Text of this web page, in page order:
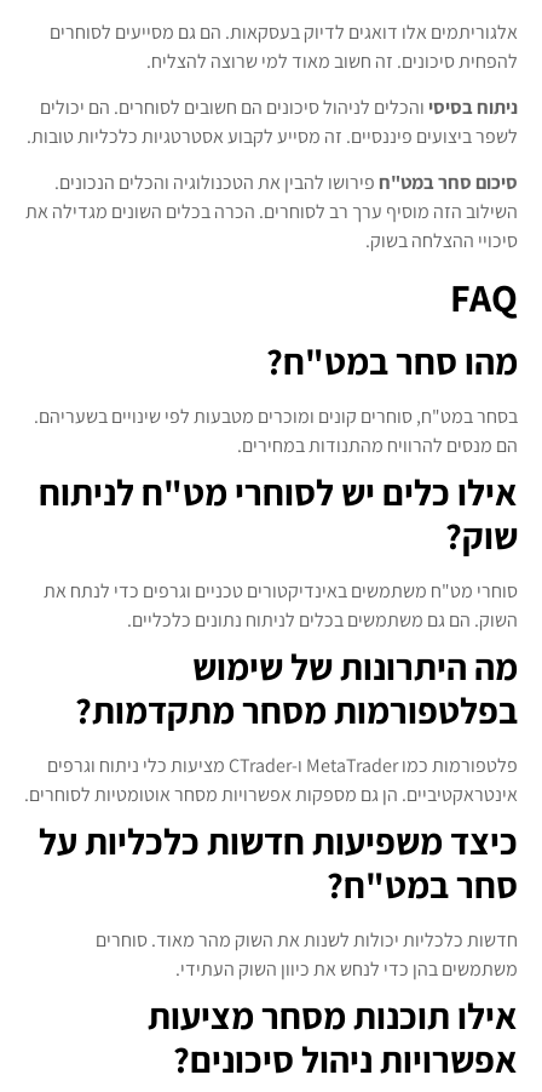
אלגוריתמים אלו דואגים לדיוק בעסקאות. הם גם מסייעים לסוחרים
להפחית סיכונים. זה חשוב מאוד למי שרוצה להצליח.
ניתוח בסיסיוהכלים לניהול סיכונים הם חשובים לסוחרים. הם יכולים
לשפר ביצועים פיננסיים. זה מסייע לקבוע אסטרטגיות כלכליות טובות.
סיכום סחר במט"חפירושו להבין את הטכנולוגיה והכלים הנכונים.
השילוב הזה מוסיף ערך רב לסוחרים. הכרה בכלים השונים מגדילה את
סיכויי ההצלחה בשוק.
FAQ
מהו סחר במט"ח?
בסחר במט"ח, סוחרים קונים ומוכרים מטבעות לפי שינויים בשעריהם.
הם מנסים להרוויח מהתנודות במחירים.
אילו כלים יש לסוחרי מט"ח לניתוח
שוק?
סוחרי מט"ח משתמשים באינדיקטורים טכניים וגרפים כדי לנתח את
השוק. הם גם משתמשים בכלים לניתוח נתונים כלכליים.
מה היתרונות של שימוש
בפלטפורמות מסחר מתקדמות?
פלטפורמות כמו MetaTrader ו-CTrader מציעות כלי ניתוח וגרפים
אינטראקטיביים. הן גם מספקות אפשרויות מסחר אוטומטיות לסוחרים.
כיצד משפיעות חדשות כלכליות על
סחר במט"ח?
חדשות כלכליות יכולות לשנות את השוק מהר מאוד. סוחרים
משתמשים בהן כדי לנחש את כיוון השוק העתידי.
אילו תוכנות מסחר מציעות
אפשרויות ניהול סיכונים?